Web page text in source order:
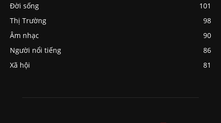
Đời sống
101
Thị Trường
98
Âm nhạc
90
Người nổi tiếng
86
Xã hội
81